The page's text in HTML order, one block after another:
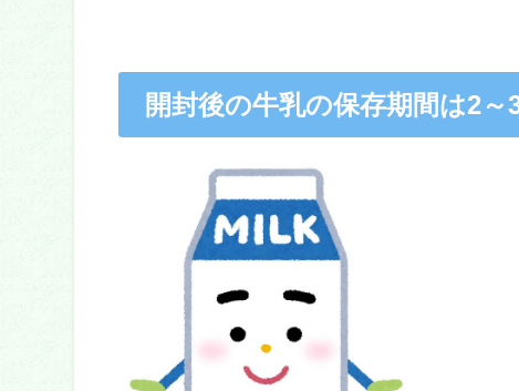
開封後の牛乳の保存期間は2～